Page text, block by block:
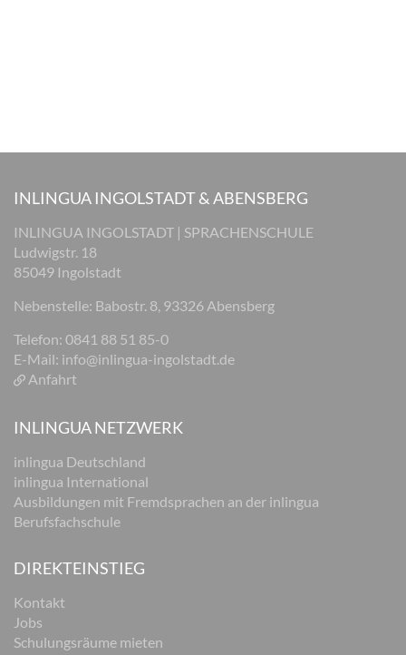
INLINGUA INGOLSTADT & ABENSBERG
INLINGUA INGOLSTADT | SPRACHENSCHULE
Ludwigstr. 18
85049 Ingolstadt
Nebenstelle: Babostr. 8, 93326 Abensberg
Telefon: 0841 88 51 85-0
E-Mail: info@inlingua-ingolstadt.de
Anfahrt
INLINGUA NETZWERK
inlingua Deutschland
inlingua International
Ausbildungen mit Fremdsprachen an der inlingua
Berufsfachschule
DIREKTEINSTIEG
Kontakt
Jobs
Schulungsräume mieten